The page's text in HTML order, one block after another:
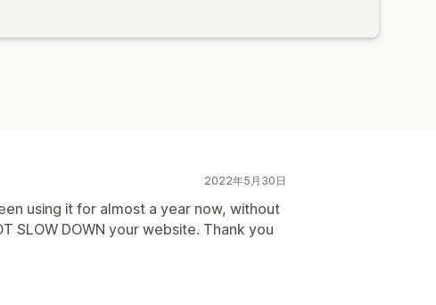
2022年5月30日
using it for almost a year now, without
SLOW DOWN your website. Thank you